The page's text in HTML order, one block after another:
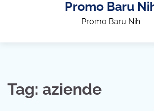
Promo Baru
Promo Baru Nih
Tag: aziende